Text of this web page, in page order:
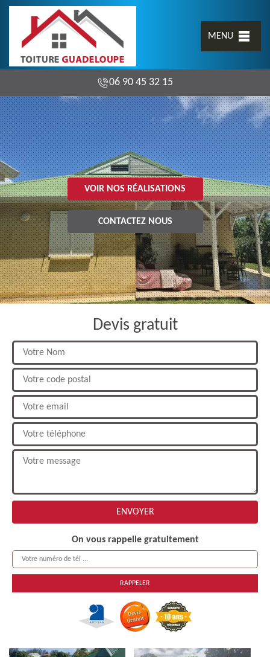
MENU
06 90 45 32 15
VOIR NOS RÉALISATIONS
CONTACTEZ NOUS
Devis gratuit
On vous rappelle gratuitement